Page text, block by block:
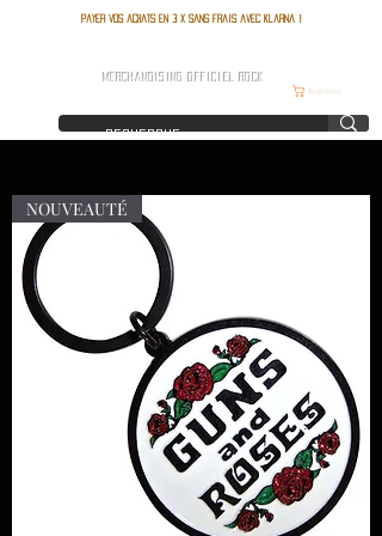
Payer vos achats en 3 x sans frais avec Klarna !
Корзина
MERCHANDISING OFFICIEL ROCK
NOUVEAUTÉ